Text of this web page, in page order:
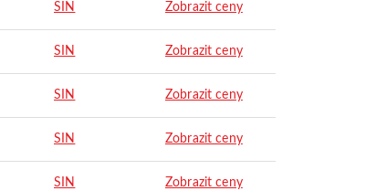
SIN Zobrazit ceny
SIN Zobrazit ceny
SIN Zobrazit ceny
SIN Zobrazit ceny
SIN Zobrazit ceny